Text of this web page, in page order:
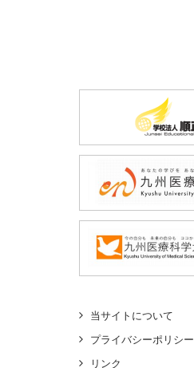
当サイトについて
プライバシーポリシー
リンク